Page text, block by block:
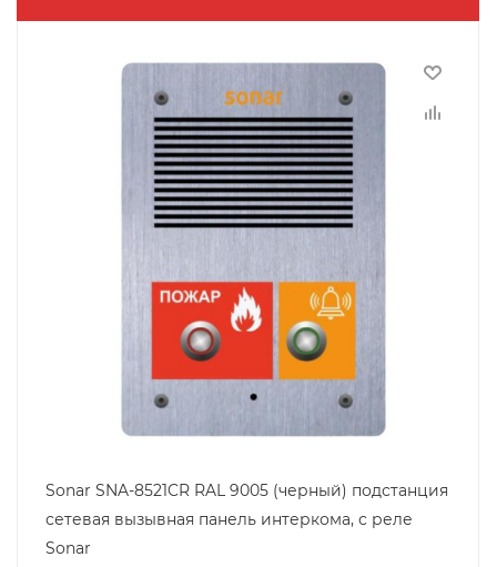
Sonar SNA-8521CR RAL 9005 (черный) подстанция
сетевая вызывная панель интеркома, с реле
Sonar